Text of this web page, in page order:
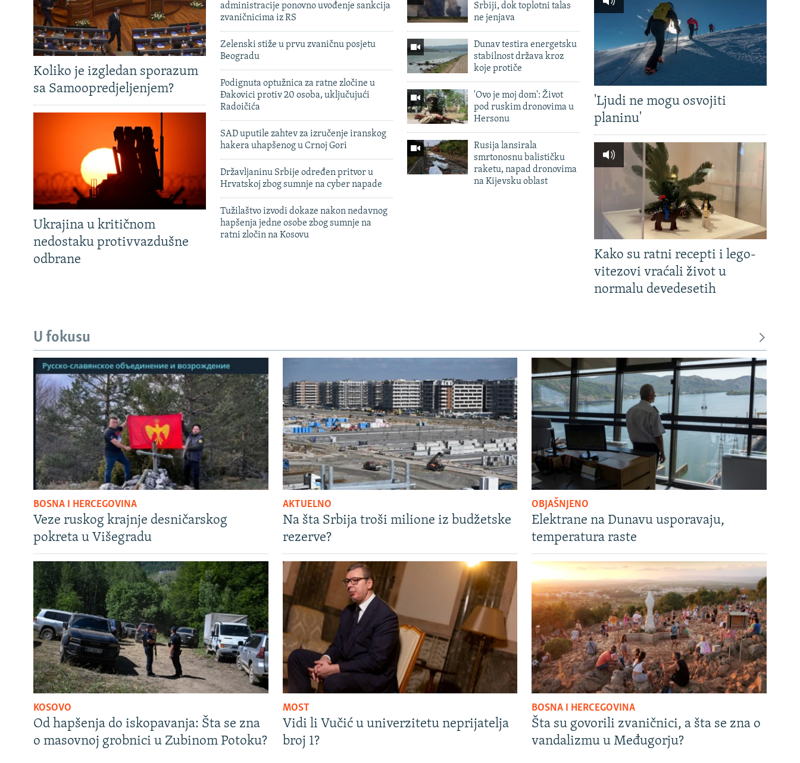
Koliko je izgledan sporazum
sa Samoopredjeljenjem?
Ukrajina u kritičnom
nedostaku protivvazdušne
odbrane
administracije ponovno uvođenje sankcija
zvaničnicima iz RS
Zelenski stiže u prvu zvaničnu posjetu
Beogradu
Podignuta optužnica za ratne zločine u
Đakovici protiv 20 osoba, uključujući
Radoičića
SAD uputile zahtev za izručenje iranskog
hakera uhapšenog u Crnoj Gori
Državljaninu Srbije određen pritvor u
Hrvatskoj zbog sumnje na cyber napade
Tužilaštvo izvodi dokaze nakon nedavnog
hapšenja jedne osobe zbog sumnje na
ratni zločin na Kosovu
Srbiji, dok toplotni talas
ne jenjava
Dunav testira energetsku
stabilnost država kroz
koje protiče
'Ovo je moj dom': Život
pod ruskim dronovima u
Hersonu
Rusija lansirala
smrtonosnu balističku
raketu, napad dronovima
na Kijevsku oblast
'Ljudi ne mogu osvojiti
planinu'
Kako su ratni recepti i lego-
vitezovi vraćali život u
normalu devedesetih
U fokusu
BOSNA I HERCEGOVINA
Veze ruskog krajnje desničarskog
pokreta u Višegradu
AKTUELNO
Na šta Srbija troši milione iz budžetske
rezerve?
OBJAŠNJENO
Elektrane na Dunavu usporavaju,
temperatura raste
KOSOVO
Od hapšenja do iskopavanja: Šta se zna
o masovnoj grobnici u Zubinom Potoku?
MOST
Vidi li Vučić u univerzitetu neprijatelja
broj 1?
BOSNA I HERCEGOVINA
Šta su govorili zvaničnici, a šta se zna o
vandalizmu u Međugorju?